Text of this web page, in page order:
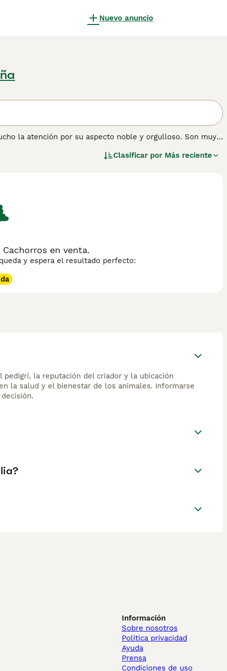
Nuevo anuncio
la atención por su aspecto noble y orgulloso. Son muy
hace que encontrar un criador sea una tarea difícil.
Clasificar por Más reciente
en venta.
y espera el resultado perfecto:
la reputación del criador y la ubicación
la salud y el bienestar de los animales. Informarse
Información
Sobre nosotros
Politica privacidad
Ayuda
Prensa
Condiciones de uso